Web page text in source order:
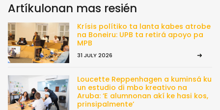
Artíkulonan mas resién
Krísis polítiko ta lanta kabes atrobe
na Boneiru: UPB ta retirá apoyo pa
MPB
31 JULY 2026
Loucette Reppenhagen a kuminsá ku
un estudio di mbo kreativo na
Aruba: ‘E alumnonan akí ke hasi kos,
prinsipalmente’